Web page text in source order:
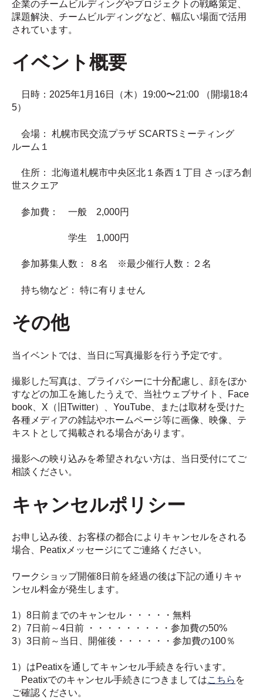
企業のチームビルディングやプロジェクトの戦略策定、
課題解決、チームビルディングなど、幅広い場面で活用
されています。
イベント概要
日時：2025年1月16日（木）19:00〜21:00 （開場18:4
5）
会場： 札幌市民交流プラザ SCARTSミーティング
ルーム１
住所： 北海道札幌市中央区北１条西１丁目 さっぽろ創
世スクエア
参加費： 一般 2,000円
学生 1,000円
参加募集人数： ８名 ※最少催行人数：２名
持ち物など： 特に有りません
その他
当イベントでは、当日に写真撮影を行う予定です。
撮影した写真は、プライバシーに十分配慮し、顔をぼか
すなどの加工を施したうえで、当社ウェブサイト、Face
book、X（旧Twitter）、YouTube、または取材を受けた
各種メディアの雑誌やホームページ等に画像、映像、テ
キストとして掲載される場合があります。
撮影への映り込みを希望されない方は、当日受付にてご
相談ください。
キャンセルポリシー
お申し込み後、お客様の都合によりキャンセルをされる
場合、Peatixメッセージにてご連絡ください。
ワークショップ開催8日前を経過の後は下記の通りキャ
ンセル料金が発生します。
1）8日前までのキャンセル・・・・・無料
2）7日前～4日前 ・・・・・・・・・参加費の50%
3）3日前～当日、開催後・・・・・・参加費の100％
1）はPeatixを通してキャンセル手続きを行います。
Peatixでのキャンセル手続きにつきましてはこちら を
ご確認ください。